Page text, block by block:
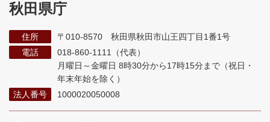
秋田県庁
住所
〒010-8570 秋田県秋田市山王四丁目1番1号
電話
018-860-1111（代表）
月曜日～金曜日 8時30分から17時15分まで （祝日・
年末年始を除く）
法人番号
1000020050008